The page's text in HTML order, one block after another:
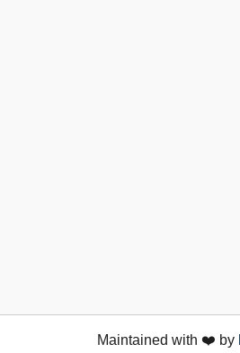
Maintained with ❤️ by